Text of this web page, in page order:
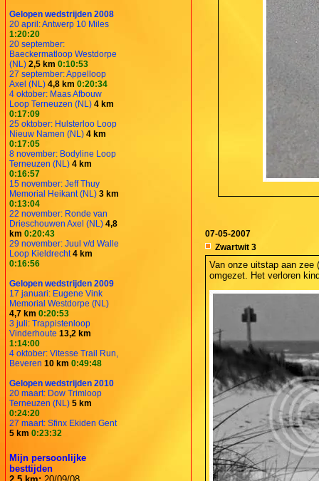
Gelopen wedstrijden 2008
20 april: Antwerp 10 Miles
1:20:20
20 september:
Baeckermatloop Westdorpe
(NL) 2,5 km 0:10:53
27 september: Appelloop
Axel (NL) 4,8 km 0:20:34
4 oktober: Maas Afbouw
Loop Terneuzen (NL) 4 km
0:17:09
25 oktober: Hulsterloo Loop
Nieuw Namen (NL) 4 km
0:17:05
8 november: Bodyline Loop
Terneuzen (NL) 4 km
0:16:57
15 november: Jeff Thuy
Memorial Heikant (NL) 3 km
0:13:04
22 november: Ronde van
Drieschouwen Axel (NL) 4,8
km 0:20:43
29 november: Juul v/d Walle
Loop Kieldrecht4 km
0:16:56
Gelopen wedstrijden 2009
17 januari: Eugene Vink
Memorial Westdorpe (NL)
4,7 km 0:20:53
3 juli: Trappistenloop
Vinderhoute 13,2 km
1:14:00
4 oktober: Vitesse Trail Run,
Beveren 10 km 0:49:48
Gelopen wedstrijden 2010
20 maart: Dow Trimloop
Terneuzen (NL) 5 km
0:24:20
27 maart: Sfinx Ekiden Gent
5 km 0:23:32
Mijn persoonlijke
besttijden
07-05-2007
Zwartwit 3
Van onze uitstap aan zee
omgezet. Het verloren